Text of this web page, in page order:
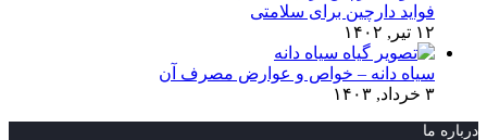
فواید دارچین برای سلامتی
۱۲ تیر, ۱۴۰۲
سیاه دانه – خواص و عوارض مصرف آن
۳ خرداد, ۱۴۰۳
درباره ما